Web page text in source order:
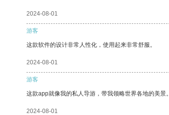
2024-08-01
游客
这款软件的设计非常人性化，使用起来非常舒服。
2024-08-01
游客
这款app就像我的私人导游，带我领略世界各地的美景。
2024-08-01